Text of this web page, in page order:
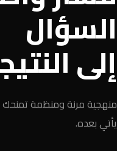
السؤال
إلى
منهجية مرنة ومنظمة تمنحك
يأتي بعده.